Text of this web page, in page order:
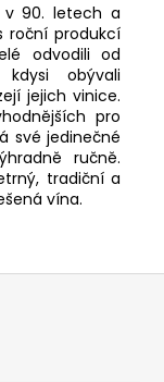
v 90. letech a
roční produkcí
odvodili od
obývali
jejich vinice.
pro
své jedinečné
ručně.
tradiční a
vína.